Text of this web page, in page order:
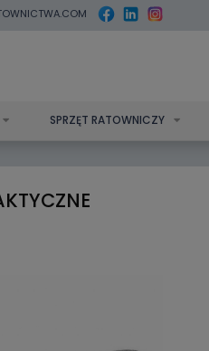
SPRZĘT RATOWNICZY